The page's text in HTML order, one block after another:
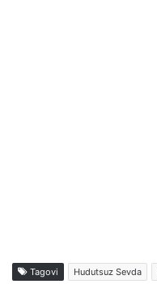
Tagovi Hudutsuz Sevda